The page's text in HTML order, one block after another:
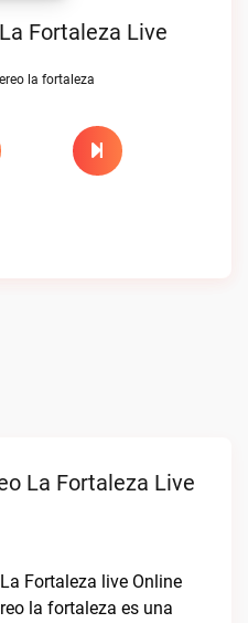
Fortaleza Live
la fortaleza
La Fortaleza Live
Fortaleza live Online
la fortaleza es una